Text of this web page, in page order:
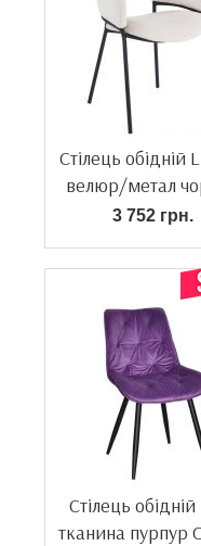
Стілець обідній
велюр/метал
3 752 грн.
Стілець
тканина пурпур